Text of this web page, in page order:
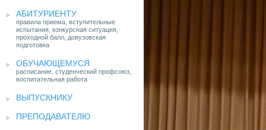
АБИТУРИЕНТУ
правила приема, вступительные
испытания, конкурсная ситуация,
проходной балл, довузовская
подготовка
ОБУЧАЮЩЕМУСЯ
расписание, студенческий профсоюз,
воспитательная работа
ВЫПУСКНИКУ
ПРЕПОДАВАТЕЛЮ